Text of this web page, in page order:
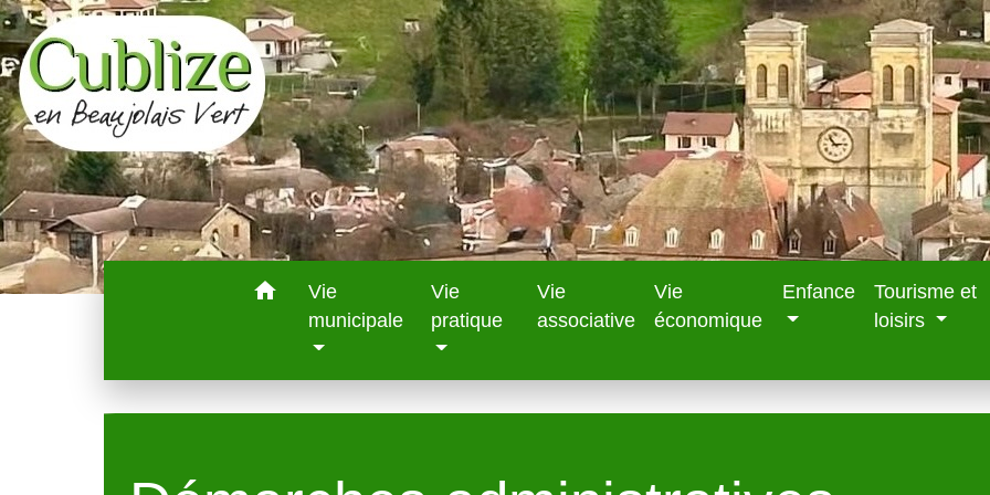
home
Vie
municipale
Vie
pratique
Vie
associative
Vie
économique
Enfance
Tourisme et
loisirs